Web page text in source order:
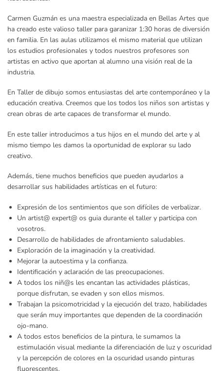
Carmen Guzmán es una maestra especializada en Bellas Artes que
ha creado este valioso taller para garanizar 1:30 horas de diversión
en familia. En las aulas utilizamos el mismo material que utilizan
los estudios profesionales y todos nuestros profesores son
artistas en activo que aportan al alumno una visión real de la
industria.
En Taller de dibujo somos entusiastas del arte contemporáneo y la
educación creativa. Creemos que los todos los niños son artistas y
crean obras de arte capaces de transformar el mundo.
En este taller introducimos a tus hijos en el mundo del arte y al
mismo tiempo les damos la oportunidad de explorar su lado
creativo.
Además, tiene muchos beneficios que pueden ayudarlos a
desarrollar sus habilidades artísticas en el futuro:
Expresión de los sentimientos que son difíciles de verbalizar.
Un artist@ expert@ os guia durante el taller y participa con
vosotros.
Desarrollo de habilidades de afrontamiento saludables.
Exploración de la imaginación y la creatividad.
Mejorar la autoestima y la confianza.
Identificación y aclaración de las preocupaciones.
A todos los niñ@s les encantan las actividades plásticas,
porque disfrutan, se evaden y son ellos mismos.
Trabajan la psicomotricidad y la ejecución del trazo, habilidades
que serán muy importantes que dependen de la coordinación
ojo-mano.
A todos estos beneficios de la pintura, le sumamos la
estimulación visual mediante la diferenciación de luz y oscuridad
y la percepción de colores en la oscuridad usando pinturas
fluorescentes.